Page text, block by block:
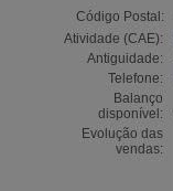
Código Postal:
Atividade (CAE):
Antiguidade:
Telefone:
Balanço
disponível:
Evolução das
vendas: